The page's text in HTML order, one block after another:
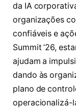
da IA
organizações
confiáveis e
Summit ’26,
ajudam a
dando às
plano de
operacionalizá-